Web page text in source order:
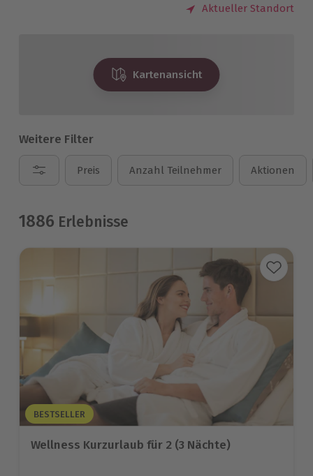
Aktueller Standort
Kartenansicht
Weitere Filter
Preis Anzahl Teilnehmer Aktionen
1886 Erlebnisse
BESTSELLER
Wellness Kurzurlaub für 2 (3 Nächte)